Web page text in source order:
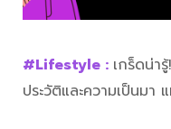
#Lifestyle : เกร็ดน่ารู้!
ประวัติและความเป็นมา